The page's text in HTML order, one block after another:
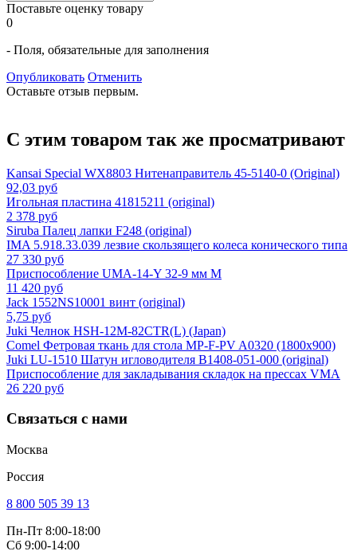
Поставьте оценку товару
0
- Поля, обязательные для заполнения
Опубликовать Отменить
Оставьте отзыв первым.
С этим товаром так же просматривают
Kansai Special WX8803 Нитенаправитель 45-5140-0 (Original)
92,03 руб
Игольная пластина 41815211 (original)
2 378 руб
Siruba Палец лапки F248 (original)
IMA 5.918.33.039 лезвие скользящего колеса конического типа
27 330 руб
Приспособление UMA-14-Y 32-9 мм M
11 420 руб
Jack 1552NS10001 винт (original)
5,75 руб
Juki Челнок HSH-12M-82CTR(L) (Japan)
Comel Фетровая ткань для стола MP-F-PV A0320 (1800x900)
Juki LU-1510 Шатун игловодителя B1408-051-000 (original)
Приспособление для закладывания складок на прессах VMA
26 220 руб
Связаться с нами
Москва
Россия
8 800 505 39 13
Пн-Пт 8:00-18:00
Сб 9:00-14:00